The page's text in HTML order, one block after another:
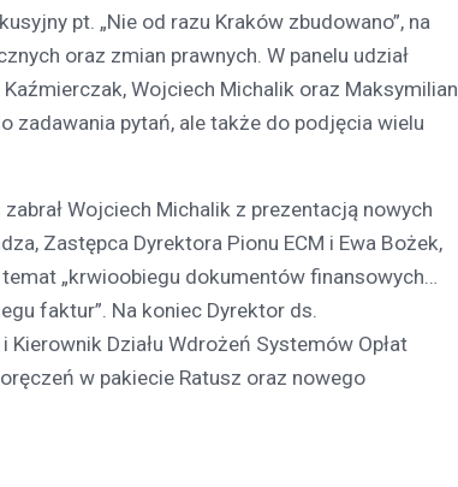
pt. „Nie od razu Kraków zbudowano”, na
oraz zmian prawnych. W panelu udział
Wojciech Michalik oraz Maksymilian
zadawania pytań, ale także do podjęcia wielu
Wojciech Michalik z prezentacją nowych
Zastępca Dyrektora Pionu ECM i Ewa Bożek,
„krwioobiegu dokumentów finansowych…
faktur”. Na koniec Dyrektor ds.
Działu Wdrożeń Systemów Opłat
w pakiecie Ratusz oraz nowego